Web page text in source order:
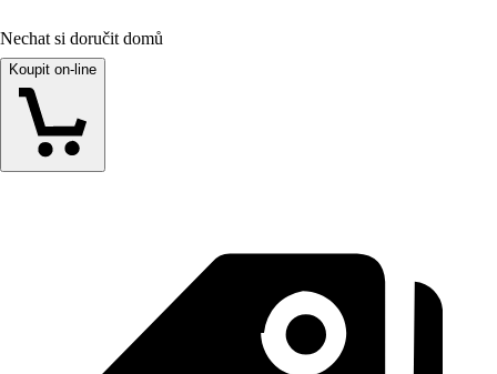
Nechat si doručit domů
Koupit on-line